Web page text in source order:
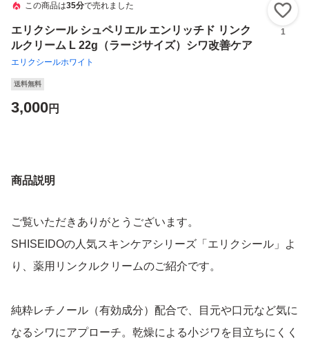
この商品は35分で売れました
エリクシール シュペリエル エンリッチド リンク
ルクリーム L 22g（ラージサイズ）シワ改善ケア
エリクシールホワイト
1
送料無料
3,000円
商品説明
ご覧いただきありがとうございます。
SHISEIDOの人気スキンケアシリーズ「エリクシール」よ
り、薬用リンクルクリームのご紹介です。
純粋レチノール（有効成分）配合で、目元や口元など気に
なるシワにアプローチ。乾燥による小ジワを目立ちにくく